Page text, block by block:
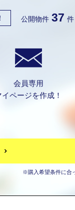
公開物件 37 件
会員専用
イページを作成！
※購入希望条件に合